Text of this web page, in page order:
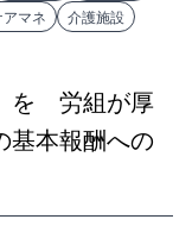
アマネ
介護施設
を 労組が厚
本報酬への